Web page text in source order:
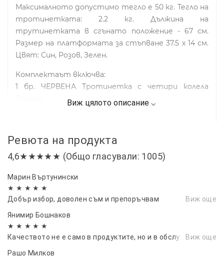
Максималното допустимо тегло е 50 кг. Тегло на
тротинетката: 2.2 кг. Дължина на
трутинетката в сгънато положение - 67 см.
Размер на платформата за стъпване 37.5 х 14 см.
Цвят: Син, Розов, Зелен.
Комплектаът включва:
1 бр. ЧЕРВЕНА Тротинетка с четири колела
Ревюта на продукта
4,6★★★★★ (Общо гласували: 1005)
Марин Въртунински
★ ★ ★ ★ ★
Добър избор, доволен съм и препоръчвам
Виж още
Янимир Бошнаков
★ ★ ★ ★ ★
Качеството не е само в продуктите, но и в обслужването.
Виж още
Рашо Милков